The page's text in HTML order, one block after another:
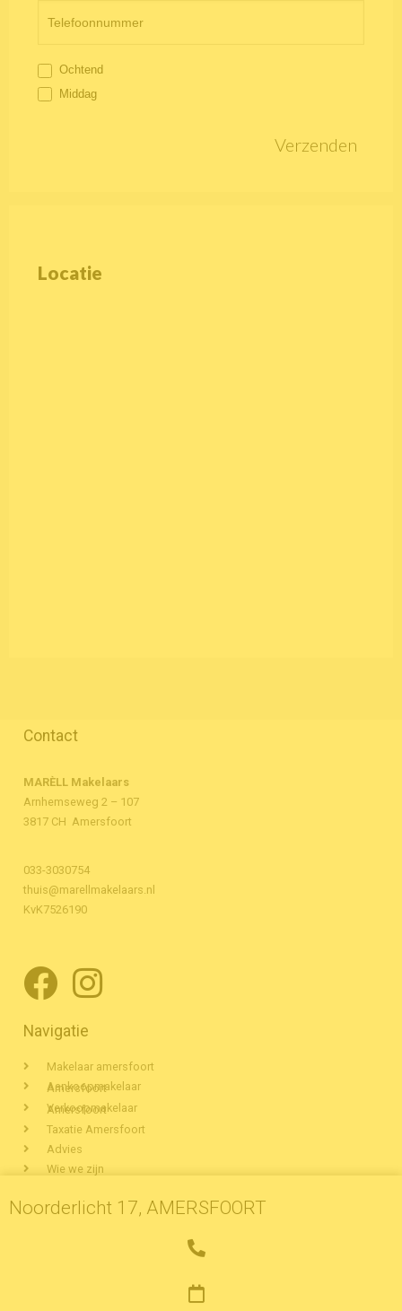
Ochtend
Middag
Verzenden
Locatie
Contact
MARÈLL Makelaars
Arnhemseweg 2 – 107
3817 CH Amersfoort
033-3030754
thuis@marellmakelaars.nl
KvK7526190
Navigatie
Makelaar amersfoort
Aankoopmakelaar Amersfoort
Verkoopmakelaar Amersfoort
Taxatie Amersfoort
Advies
Wie we zijn
Veelgestelde vragen
Noorderlicht 17, AMERSFOORT